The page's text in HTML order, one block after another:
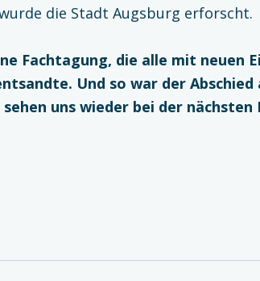
die Stadt Augsburg erforscht.
Fachtagung, die alle mit neuen
Und so war der
uns wieder bei der nächsten